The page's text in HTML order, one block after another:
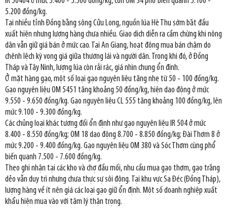
5.200 đồng/kg.
Tại nhiều tỉnh Đồng bằng sông Cửu Long, nguồn lúa Hè Thu sớm bắt đầu
xuất hiện nhưng lượng hàng chưa nhiều. Giao dịch diễn ra cầm chừng khi nông
dân vẫn giữ giá bán ở mức cao. Tại An Giang, hoạt động mua bán chậm do
chênh lệch kỳ vọng giá giữa thương lái và người dân. Trong khi đó, ở Đồng
Tháp và Tây Ninh, lượng lúa còn rải rác, giá nhìn chung ổn định.
Ở mặt hàng gạo, một số loại gạo nguyên liệu tăng nhẹ từ 50 - 100 đồng/kg.
Gạo nguyên liệu OM 5451 tăng khoảng 50 đồng/kg, hiện dao động ở mức
9.550 - 9.650 đồng/kg. Gạo nguyên liệu CL 555 tăng khoảng 100 đồng/kg, lên
mức 9.100 - 9.300 đồng/kg.
Các chủng loại khác tương đối ổn định như gạo nguyên liệu IR 504 ở mức
8.400 - 8.550 đồng/kg; OM 18 dao động 8.700 - 8.850 đồng/kg; Đài Thơm 8 ở
mức 9.200 - 9.400 đồng/kg. Gạo nguyên liệu OM 380 và Sóc Thơm cùng phổ
biến quanh 7.500 - 7.600 đồng/kg.
Theo ghi nhận tại các kho và chợ đầu mối, nhu cầu mua gạo thơm, gạo trắng
dẻo vẫn duy trì nhưng chưa thực sự sôi động. Tại khu vực Sa Đéc (Đồng Tháp),
lượng hàng về ít nên giá các loại gạo giữ ổn định. Một số doanh nghiệp xuất
khẩu hiện mua vào với tâm lý thận trọng.